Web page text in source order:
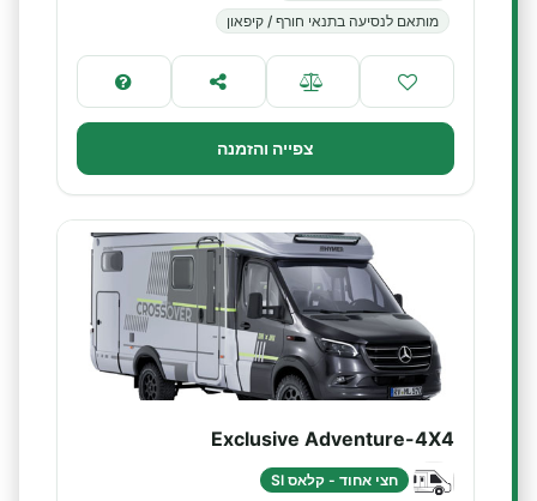
מותאם לנסיעה בתנאי חורף / קיפאון
צפייה והזמנה
Exclusive Adventure-4X4
חצי אחוד - קלאס SI